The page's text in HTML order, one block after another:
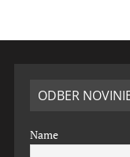
ODBER
Name